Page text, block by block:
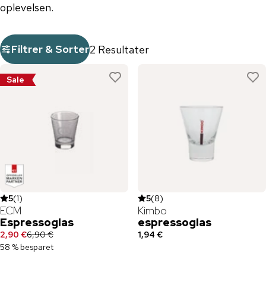
oplevelsen.
Filtrer & Sorter2 Resultater
Sale
5(1)
ECM
Espressoglas
2,90 €6,90 €
58 % besparet
5(8)
Kimbo
espressoglas
1,94 €